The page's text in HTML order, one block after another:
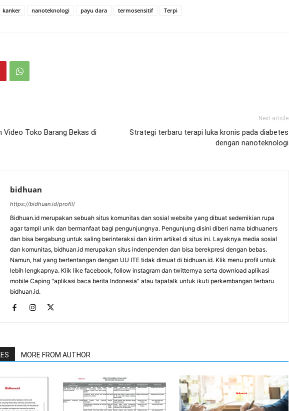
kanker nanoteknologi payu dara termosensitif Terpi
Video Toko Barang Bekas di
Next article
Strategi terbaru terapi luka kronis pada diabetes
dengan nanoteknologi
bidhuan
https://bidhuan.id/profil/
Bidhuan.id merupakan sebuah situs komunitas dan sosial website yang dibuat sedemikian rupa
agar tampil unik dan bermanfaat bagi pengunjungnya. Pengunjung disini diberi nama bidhuaners
dan bisa bergabung untuk saling berinteraksi dan kirim artikel di situs ini. Layaknya media sosial
dan komunitas, bidhuan.id merupakan situs indenpenden dan bisa berekpresi dengan bebas.
Namun, hal yang bertentangan dengan UU ITE tidak dimuat di bidhuan.id. Klik menu profil untuk
lebih lengkapnya. Klik like facebook, follow instagram dan twitternya serta download aplikasi
mobile Caping "aplikasi baca berita Indonesia" atau tapatalk untuk ikuti perkembangan terbaru
bidhuan.id.
MORE FROM AUTHOR